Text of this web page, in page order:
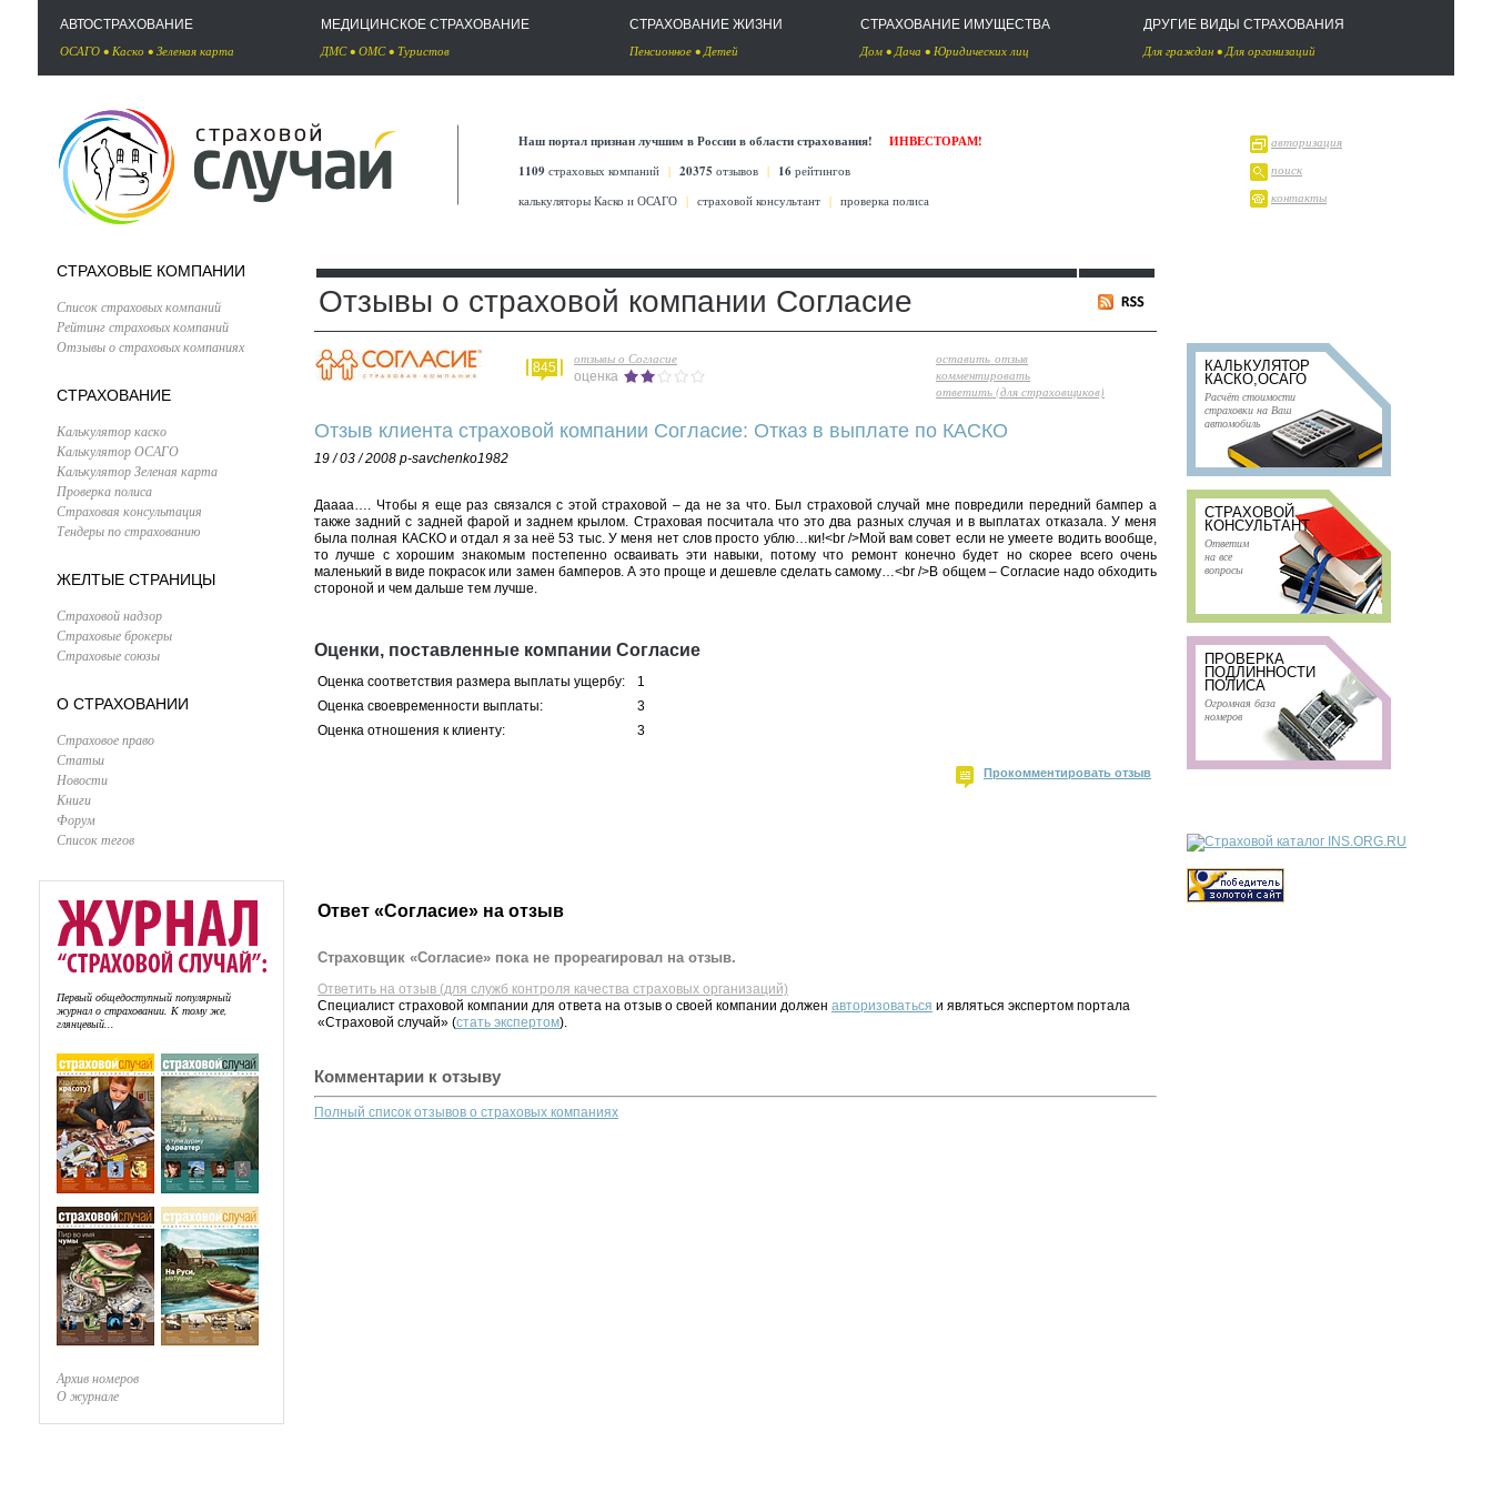
АВТОСТРАХОВАНИЕ
ОСАГО • Каско • Зеленая карта
МЕДИЦИНСКОЕ СТРАХОВАНИЕ
ДМС• ОМС• Туристов
СТРАХОВАНИЕ ЖИЗНИ
Пенсионное •Детей
СТРАХОВАНИЕ ИМУЩЕСТВА
Дом •Дача • Юридических лиц
ДРУГИЕ ВИДЫ СТРАХОВАНИЯ
Для граждан •Для организаций
Наш портал признан лучшим в России в области страхования!
ИНВЕСТОРАМ!
1109 страховых компаний | 20375 отзывов | 16 рейтингов
калькуляторы Каско и ОСАГО | страховой консультант | проверка полиса
авторизация
поиск
контакты
СТРАХОВЫЕ КОМПАНИИ
Список страховых компаний
Рейтинг страховых компаний
Отзывы о страховых компаниях
СТРАХОВАНИЕ
Калькулятор каско
Калькулятор ОСАГО
Калькулятор Зеленая карта
Проверка полиса
Страховая консультация
Тендеры по страхованию
ЖЕЛТЫЕ СТРАНИЦЫ
Страховой надзор
Страховые брокеры
Страховые союзы
О СТРАХОВАНИИ
Страховое право
Статьи
Новости
Книги
Форум
Список тегов
Первый общедоступный популярный
журнал о страховании. К тому же,
глянцевый...
Архив номеров
О журнале
Отзывы о страховой компании Согласие
845
отзывы о Согласие
оценка
оставить отзыв
комментировать
ответить (для страховщиков)
Отзыв клиента страховой компании Согласие: Отказ в выплате по КАСКО
19 / 03 / 2008 p-savchenko1982
Даааа…. Чтобы я еще раз связался с этой страховой – да не за что. Был страховой случай мне повредили передний бампер а
также задний с задней фарой и заднем крылом. Страховая посчитала что это два разных случая и в выплатах отказала. У меня
была полная КАСКО и отдал я за неё 53 тыс. У меня нет слов просто ублю…ки!<br />Мой вам совет если не умеете водить вообще,
то лучше с хорошим знакомым постепенно осваивать эти навыки, потому что ремонт конечно будет но скорее всего очень
маленький в виде покрасок или замен бамперов. А это проще и дешевле сделать самому…<br />В общем – Согласие надо обходить
стороной и чем дальше тем лучше.
Оценки, поставленные компании Согласие
Оценка соответствия размера выплаты ущербу:
1
Оценка своевременности выплаты:
3
Оценка отношения к клиенту:
3
Прокомментировать отзыв
Ответ «Согласие» на отзыв
Страховщик «Согласие» пока не прореагировал на отзыв.
Ответить на отзыв (для служб контроля качества страховых организаций)
Специалист страховой компании для ответа на отзыв о своей компании должен авторизоваться и являться экспертом портала
«Страховой случай» (стать экспертом).
Комментарии к отзыву
Полный список отзывов о страховых компаниях
КАЛЬКУЛЯТОР
КАСКО,ОСАГО
Расчёт стоимости
страховки на Ваш
автомобиль
СТРАХОВОЙ
КОНСУЛЬТАНТ
Ответим
на все
вопросы
ПРОВЕРКА
ПОДЛИННОСТИ
ПОЛИСА
Огромная база
номеров